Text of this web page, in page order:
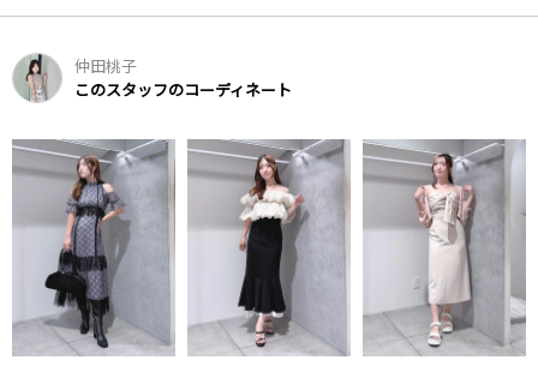
仲田桃子
このスタッフのコーディネート